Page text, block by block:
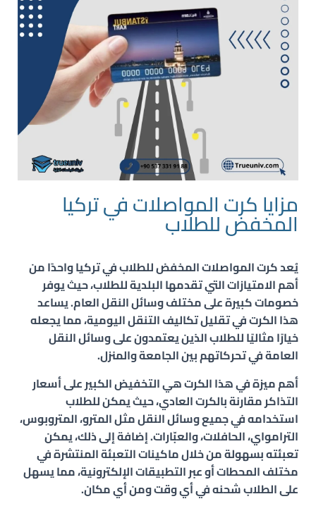
مزايا كرت المواصلات في تركيا
المخفض للطلاب
يُعد كرت المواصلات المخفض للطلاب في تركيا واحدًا من
أهم الامتيازات التي تقدمها البلدية للطلاب، حيث يوفر
خصومات كبيرة على مختلف وسائل النقل العام. يساعد
هذا الكرت في تقليل تكاليف التنقل اليومية، مما يجعله
خيارًا مثاليًا للطلاب الذين يعتمدون على وسائل النقل
العامة في تحركاتهم بين الجامعة والمنزل.
أهم ميزة في هذا الكرت هي التخفيض الكبير على أسعار
التذاكر مقارنة بالكرت العادي، حيث يمكن للطلاب
استخدامه في جميع وسائل النقل مثل المترو، المتروبوس،
الترامواي، الحافلات، والعبّارات. إضافة إلى ذلك، يمكن
تعبئته بسهولة من خلال ماكينات التعبئة المنتشرة في
مختلف المحطات أو عبر التطبيقات الإلكترونية، مما يسهل
على الطلاب شحنه في أي وقت ومن أي مكان.